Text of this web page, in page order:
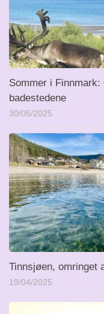
Sommer i
badestedene
30/05/2025
Tinnsjøen, omringet
19/04/2025